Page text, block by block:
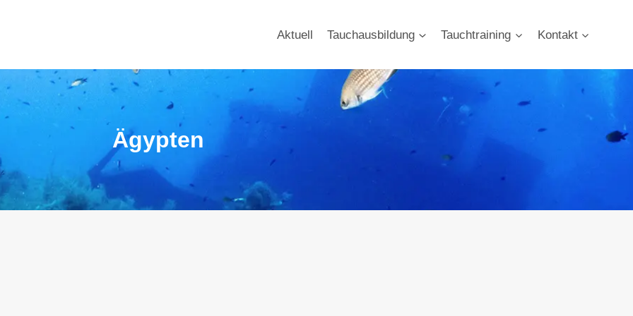
Aktuell Tauchausbildung Tauchtraining Kontakt
Ägypten